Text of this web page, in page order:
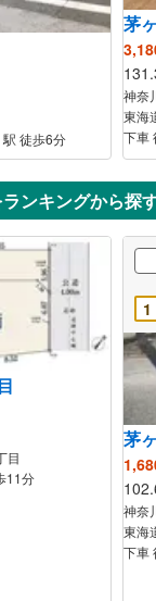
徒歩6分
茅
神奈
東海
下車
ンキングから探
目
11分
1
茅
神奈
東海
下車